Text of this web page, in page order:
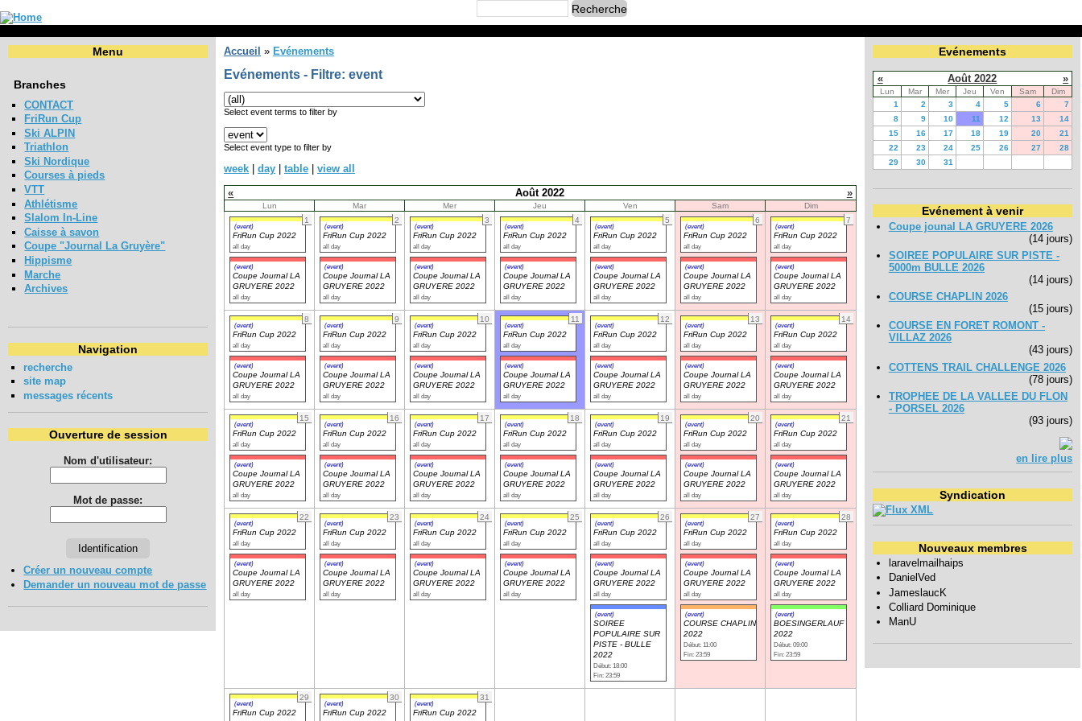
Menu
Branches
CONTACT
FriRun Cup
Ski ALPIN
Triathlon
Ski Nordique
Courses à pieds
VTT
Athlétisme
Slalom In-Line
Caisse à savon
Coupe "Journal La Gruyère"
Hippisme
Marche
Archives
Navigation
recherche
site map
messages récents
Ouverture de session
Nom d'utilisateur:
Mot de passe:
Créer un nouveau compte
Demander un nouveau mot de passe
Accueil » Evénements
Evénements - Filtre: event
Select event terms to filter by
Select event type to filter by
week day table
view all
«
Août 2022 »
Lun Mar Mer Jeu Ven Sam
Dim
1
(event)
FriRun Cup 2022
all day
(event)
Coupe Journal LA
GRUYERE 2022
all day
2
(event)
FriRun Cup 2022
all day
(event)
Coupe Journal LA
GRUYERE 2022
all day
3
(event)
FriRun Cup 2022
all day
(event)
Coupe Journal LA
GRUYERE 2022
all day
4
(event)
FriRun Cup 2022
all day
(event)
Coupe Journal LA
GRUYERE 2022
all day
5
(event)
FriRun Cup 2022
all day
(event)
Coupe Journal LA
GRUYERE 2022
all day
6
(event)
FriRun Cup 2022
all day
(event)
Coupe Journal LA
GRUYERE 2022
all day
7
(event)
FriRun Cup 2022
all day
(event)
Coupe Journal LA
GRUYERE 2022
all day
8
(event)
FriRun Cup 2022
all day
(event)
Coupe Journal LA
GRUYERE 2022
all day
9
(event)
FriRun Cup 2022
all day
(event)
Coupe Journal LA
GRUYERE 2022
all day
10
(event)
FriRun Cup 2022
all day
(event)
Coupe Journal LA
GRUYERE 2022
all day
11
(event)
FriRun Cup 2022
all day
(event)
Coupe Journal LA
GRUYERE 2022
all day
12
(event)
FriRun Cup 2022
all day
(event)
Coupe Journal LA
GRUYERE 2022
all day
13
(event)
FriRun Cup 2022
all day
(event)
Coupe Journal LA
GRUYERE 2022
all day
14
(event)
FriRun Cup 2022
all day
(event)
Coupe Journal LA
GRUYERE 2022
all day
15
(event)
FriRun Cup 2022
all day
(event)
Coupe Journal LA
GRUYERE 2022
all day
16
(event)
FriRun Cup 2022
all day
(event)
Coupe Journal LA
GRUYERE 2022
all day
17
(event)
FriRun Cup 2022
all day
(event)
Coupe Journal LA
GRUYERE 2022
all day
18
(event)
FriRun Cup 2022
all day
(event)
Coupe Journal LA
GRUYERE 2022
all day
19
(event)
FriRun Cup 2022
all day
(event)
Coupe Journal LA
GRUYERE 2022
all day
20
(event)
FriRun Cup 2022
all day
(event)
Coupe Journal LA
GRUYERE 2022
all day
21
(event)
FriRun Cup 2022
all day
(event)
Coupe Journal LA
GRUYERE 2022
all day
22
(event)
FriRun Cup 2022
all day
(event)
Coupe Journal LA
GRUYERE 2022
all day
23
(event)
FriRun Cup 2022
all day
(event)
Coupe Journal LA
GRUYERE 2022
all day
24
(event)
FriRun Cup 2022
all day
(event)
Coupe Journal LA
GRUYERE 2022
all day
25
(event)
FriRun Cup 2022
all day
(event)
Coupe Journal LA
GRUYERE 2022
all day
26
(event)
FriRun Cup 2022
all day
(event)
Coupe Journal LA
GRUYERE 2022
all day
(event)
SOIREE
POPULAIRE SUR
PISTE - BULLE
2022
Début: 18:00
Fin: 23:59
27
(event)
FriRun Cup 2022
all day
(event)
Coupe Journal LA
GRUYERE 2022
all day
(event)
COURSE CHAPLIN
2022
Début: 11:00
Fin: 23:59
28
(event)
FriRun Cup 2022
all day
(event)
Coupe Journal LA
GRUYERE 2022
all day
(event)
BOESINGERLAUF
2022
Début: 09:00
Fin: 23:59
29
(event)
FriRun Cup 2022
30
(event)
FriRun Cup 2022
31
(event)
FriRun Cup 2022
Evénements
« Août 2022 »
Lun Mar Mer Jeu Ven Sam
Dim
1
2 3 4 5 6
7
8
9 10 11 12 13
14
15
16 17 18 19 20
21
22
23 24 25 26 27
28
29
30 31
Evénement à venir
Coupe jounal LA GRUYERE 2026
(14 jours)
SOIREE POPULAIRE SUR PISTE -
5000m BULLE 2026
(14 jours)
COURSE CHAPLIN 2026
(15 jours)
COURSE EN FORET ROMONT -
VILLAZ 2026
(43 jours)
COTTENS TRAIL CHALLENGE 2026
(78 jours)
TROPHEE DE LA VALLEE DU FLON
- PORSEL 2026
(93 jours)
en lire plus
Syndication
Nouveaux membres
laravelmailhaips
DanielVed
JameslaucK
Colliard Dominique
ManU